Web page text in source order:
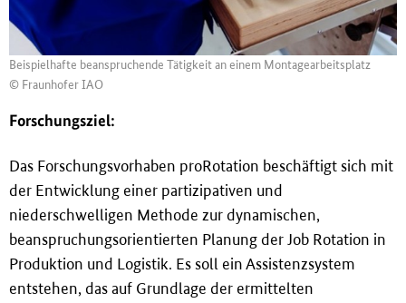
Beispielhafte beanspruchende Tätigkeit an einem Montagearbeitsplatz
© Fraunhofer IAO
Forschungsziel:
Das Forschungsvorhaben proRotation beschäftigt sich mit
der Entwicklung einer partizipativen und
niederschwelligen Methode zur dynamischen,
beanspruchungsorientierten Planung der Job Rotation in
Produktion und Logistik. Es soll ein Assistenzsystem
entstehen, das auf Grundlage der ermittelten